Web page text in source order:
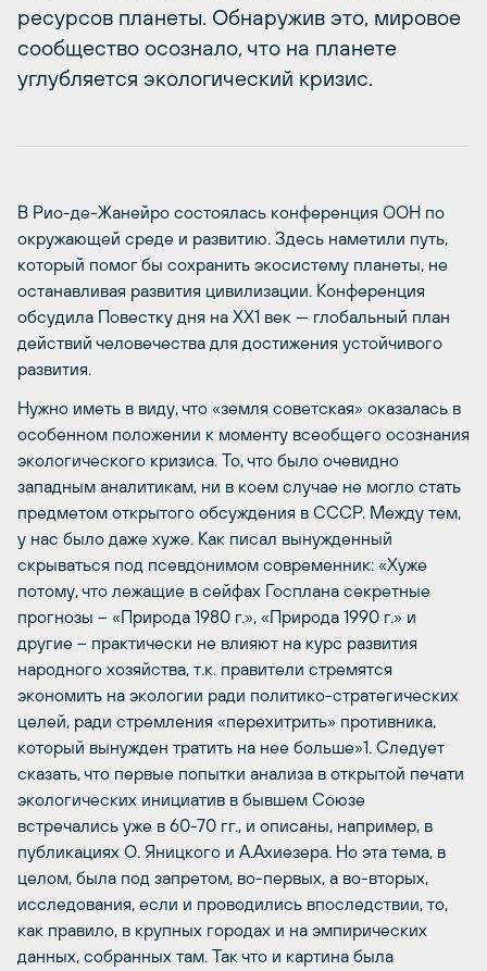
ресурсов планеты. Обнаружив это, мировое
сообщество осознало, что на планете
углубляется экологический кризис.
В Рио-де-Жанейро состоялась конференция ООН по
окружающей среде и развитию. Здесь наметили путь,
который помог бы сохранить экосистему планеты, не
останавливая развития цивилизации. Конференция
обсудила Повестку дня на ХХ1 век — глобальный план
действий человечества для достижения устойчивого
развития.
Нужно иметь в виду, что «земля советская» оказалась в
особенном положении к моменту всеобщего осознания
экологического кризиса. То, что было очевидно
западным аналитикам, ни в коем случае не могло стать
предметом открытого обсуждения в СССР. Между тем,
у нас было даже хуже. Как писал вынужденный
скрываться под псевдонимом современник: «Хуже
потому, что лежащие в сейфах Госплана секретные
прогнозы – «Природа 1980 г.», «Природа 1990 г.» и
другие – практически не влияют на курс развития
народного хозяйства, т.к. правители стремятся
экономить на экологии ради политико-стратегических
целей, ради стремления «перехитрить» противника,
который вынужден тратить на нее больше»1. Следует
сказать, что первые попытки анализа в открытой печати
экологических инициатив в бывшем Союзе
встречались уже в 60-70 гг., и описаны, например, в
публикациях О. Яницкого и А.Ахиезера. Но эта тема, в
целом, была под запретом, во-первых, а во-вторых,
исследования, если и проводились впоследствии, то,
как правило, в крупных городах и на эмпирических
данных, собранных там. Так что и картина была